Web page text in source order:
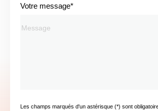
Votre message*
Les champs marqués d'un astérisque (*) sont